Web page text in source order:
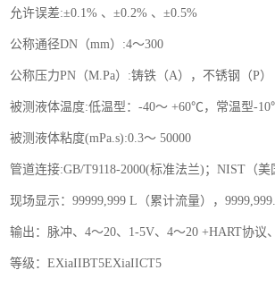
允许误差:±0.1% 、±0.2% 、±0.5%
公称通径DN（mm）:4～300
公称压力PN（M.Pa）:铸铁（A），不锈钢（P
被测液体温度:低温型：-40～ +60℃，常温型
被测液体粘度(mPa.s):0.3～ 50000
管道连接:GB/T9118-2000(标准法兰)；NIST（
现场显示：99999,999 L（累计流量），
输出：脉冲、4～20、1-5V、4～20 +HART协议
等级：EXiaIIBT5EXiaIICT5